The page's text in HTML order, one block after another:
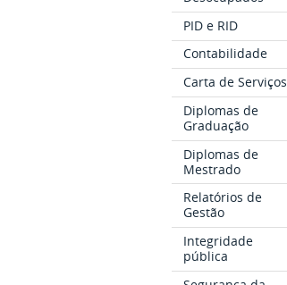
PID e RID
Contabilidade
Carta de Serviços
Diplomas de
Graduação
Diplomas de
Mestrado
Relatórios de
Gestão
Integridade
pública